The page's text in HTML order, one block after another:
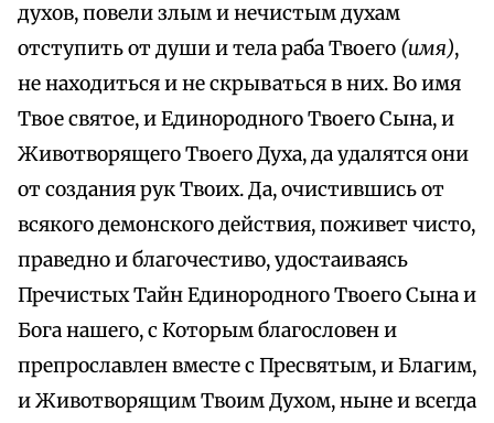
духов, повели злым и нечистым духам
отступить от души и тела раба Твоего (имя),
не находиться и не скрываться в них. Во имя
Твое святое, и Единородного Твоего Сына, и
Животворящего Твоего Духа, да удалятся они
от создания рук Твоих. Да, очистившись от
всякого демонского действия, поживет чисто,
праведно и благочестиво, удостаиваясь
Пречистых Тайн Единородного Твоего Сына и
Бога нашего, с Которым благословен и
препрославлен вместе с Пресвятым, и Благим,
и Животворящим Твоим Духом, ныне и всегда